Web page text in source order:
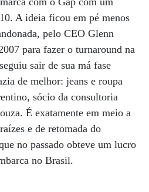
A ideia ficou em pé menos
pelo CEO Glenn
para fazer o turnaround na
sair de sua má fase
de melhor: jeans e roupa
sócio da consultoria
É exatamente em meio a
e de retomada do
no passado obteve um lucro
no Brasil.